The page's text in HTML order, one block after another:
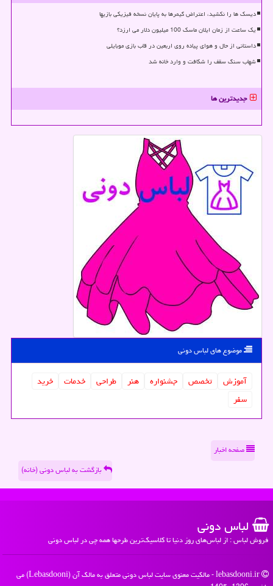
دیسک ها را نکشید، اعتراض گیمرها به پایان نسخه فیزیکی بازیها
یک ساعت از زمان ایلان ماسک 100 میلیون دلار می ارزد؟
داستانی از حال و هوای پیاده روی اربعین در قاب بازی موبایلی
شهاب سنگ سقف را شکافت و وارد خانه شد
جدیدترین ها
موضوع های لباس دونی
آموزش تخصص جشنواره هنر طراحی خدمات
خرید
سفر
صفحه اخبار
بازگشت به لباس دونی (خانه)
لباس دونی
فروش لباس : از لباس‌های روز دنیا تا کلاسیک‌ترین طرحها همه چی در لباس دونی
lebasdooni.ir - مالکیت معنوی سایت لباس دونی متعلق به مالک آن (Lebasdooni) می